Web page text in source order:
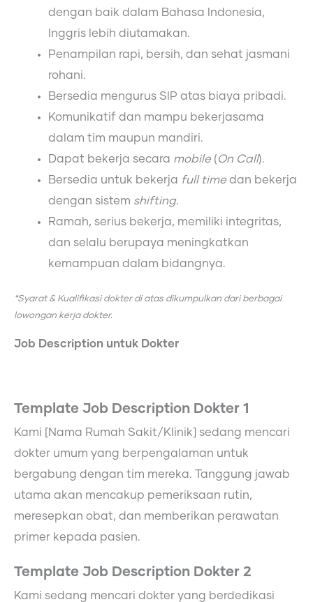
dengan baik dalam Bahasa Indonesia,
Inggris lebih diutamakan.
Penampilan rapi, bersih, dan sehat jasmani
rohani.
Bersedia mengurus SIP atas biaya pribadi.
Komunikatif dan mampu bekerjasama
dalam tim maupun mandiri.
Dapat bekerja secara mobile (On Call).
Bersedia untuk bekerja full time dan bekerja
dengan sistem shifting.
Ramah, serius bekerja, memiliki integritas,
dan selalu berupaya meningkatkan
kemampuan dalam bidangnya.
*Syarat & Kualifikasi dokter di atas dikumpulkan dari berbagai
lowongan kerja dokter.
Job Description untuk Dokter
Template Job Description Dokter 1
Kami [Nama Rumah Sakit/Klinik] sedang mencari
dokter umum yang berpengalaman untuk
bergabung dengan tim mereka. Tanggung jawab
utama akan mencakup pemeriksaan rutin,
meresepkan obat, dan memberikan perawatan
primer kepada pasien.
Template Job Description Dokter 2
Kami sedang mencari dokter yang berdedikasi